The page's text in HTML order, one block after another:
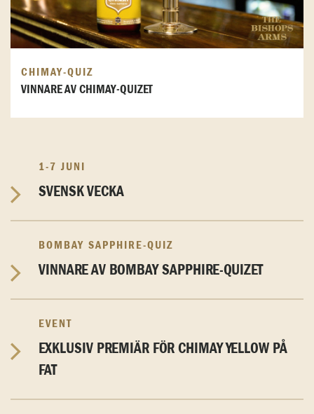
CHIMAY-QUIZ
VINNARE AV CHIMAY-QUIZET
1-7 JUNI
SVENSK VECKA
BOMBAY SAPPHIRE-QUIZ
VINNARE AV BOMBAY SAPPHIRE-QUIZET
EVENT
EXKLUSIV PREMIÄR FÖR CHIMAY YELLOW PÅ
FAT